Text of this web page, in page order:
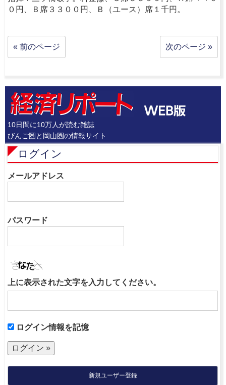
０円、Ｂ席３３００円、Ｂ（ユース）席１千円。
« 前のページ 次のページ »
10日間に10万人が読む雑誌
びんご圏と岡山圏の情報サイト
ログイン
メールアドレス
パスワード
上に表示された文字を入力してください。
ログイン情報を記憶
新規ユーザー登録